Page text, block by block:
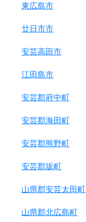
東広島市
廿日市市
安芸高田市
江田島市
安芸郡府中町
安芸郡海田町
安芸郡熊野町
安芸郡坂町
山県郡安芸太田町
山県郡北広島町